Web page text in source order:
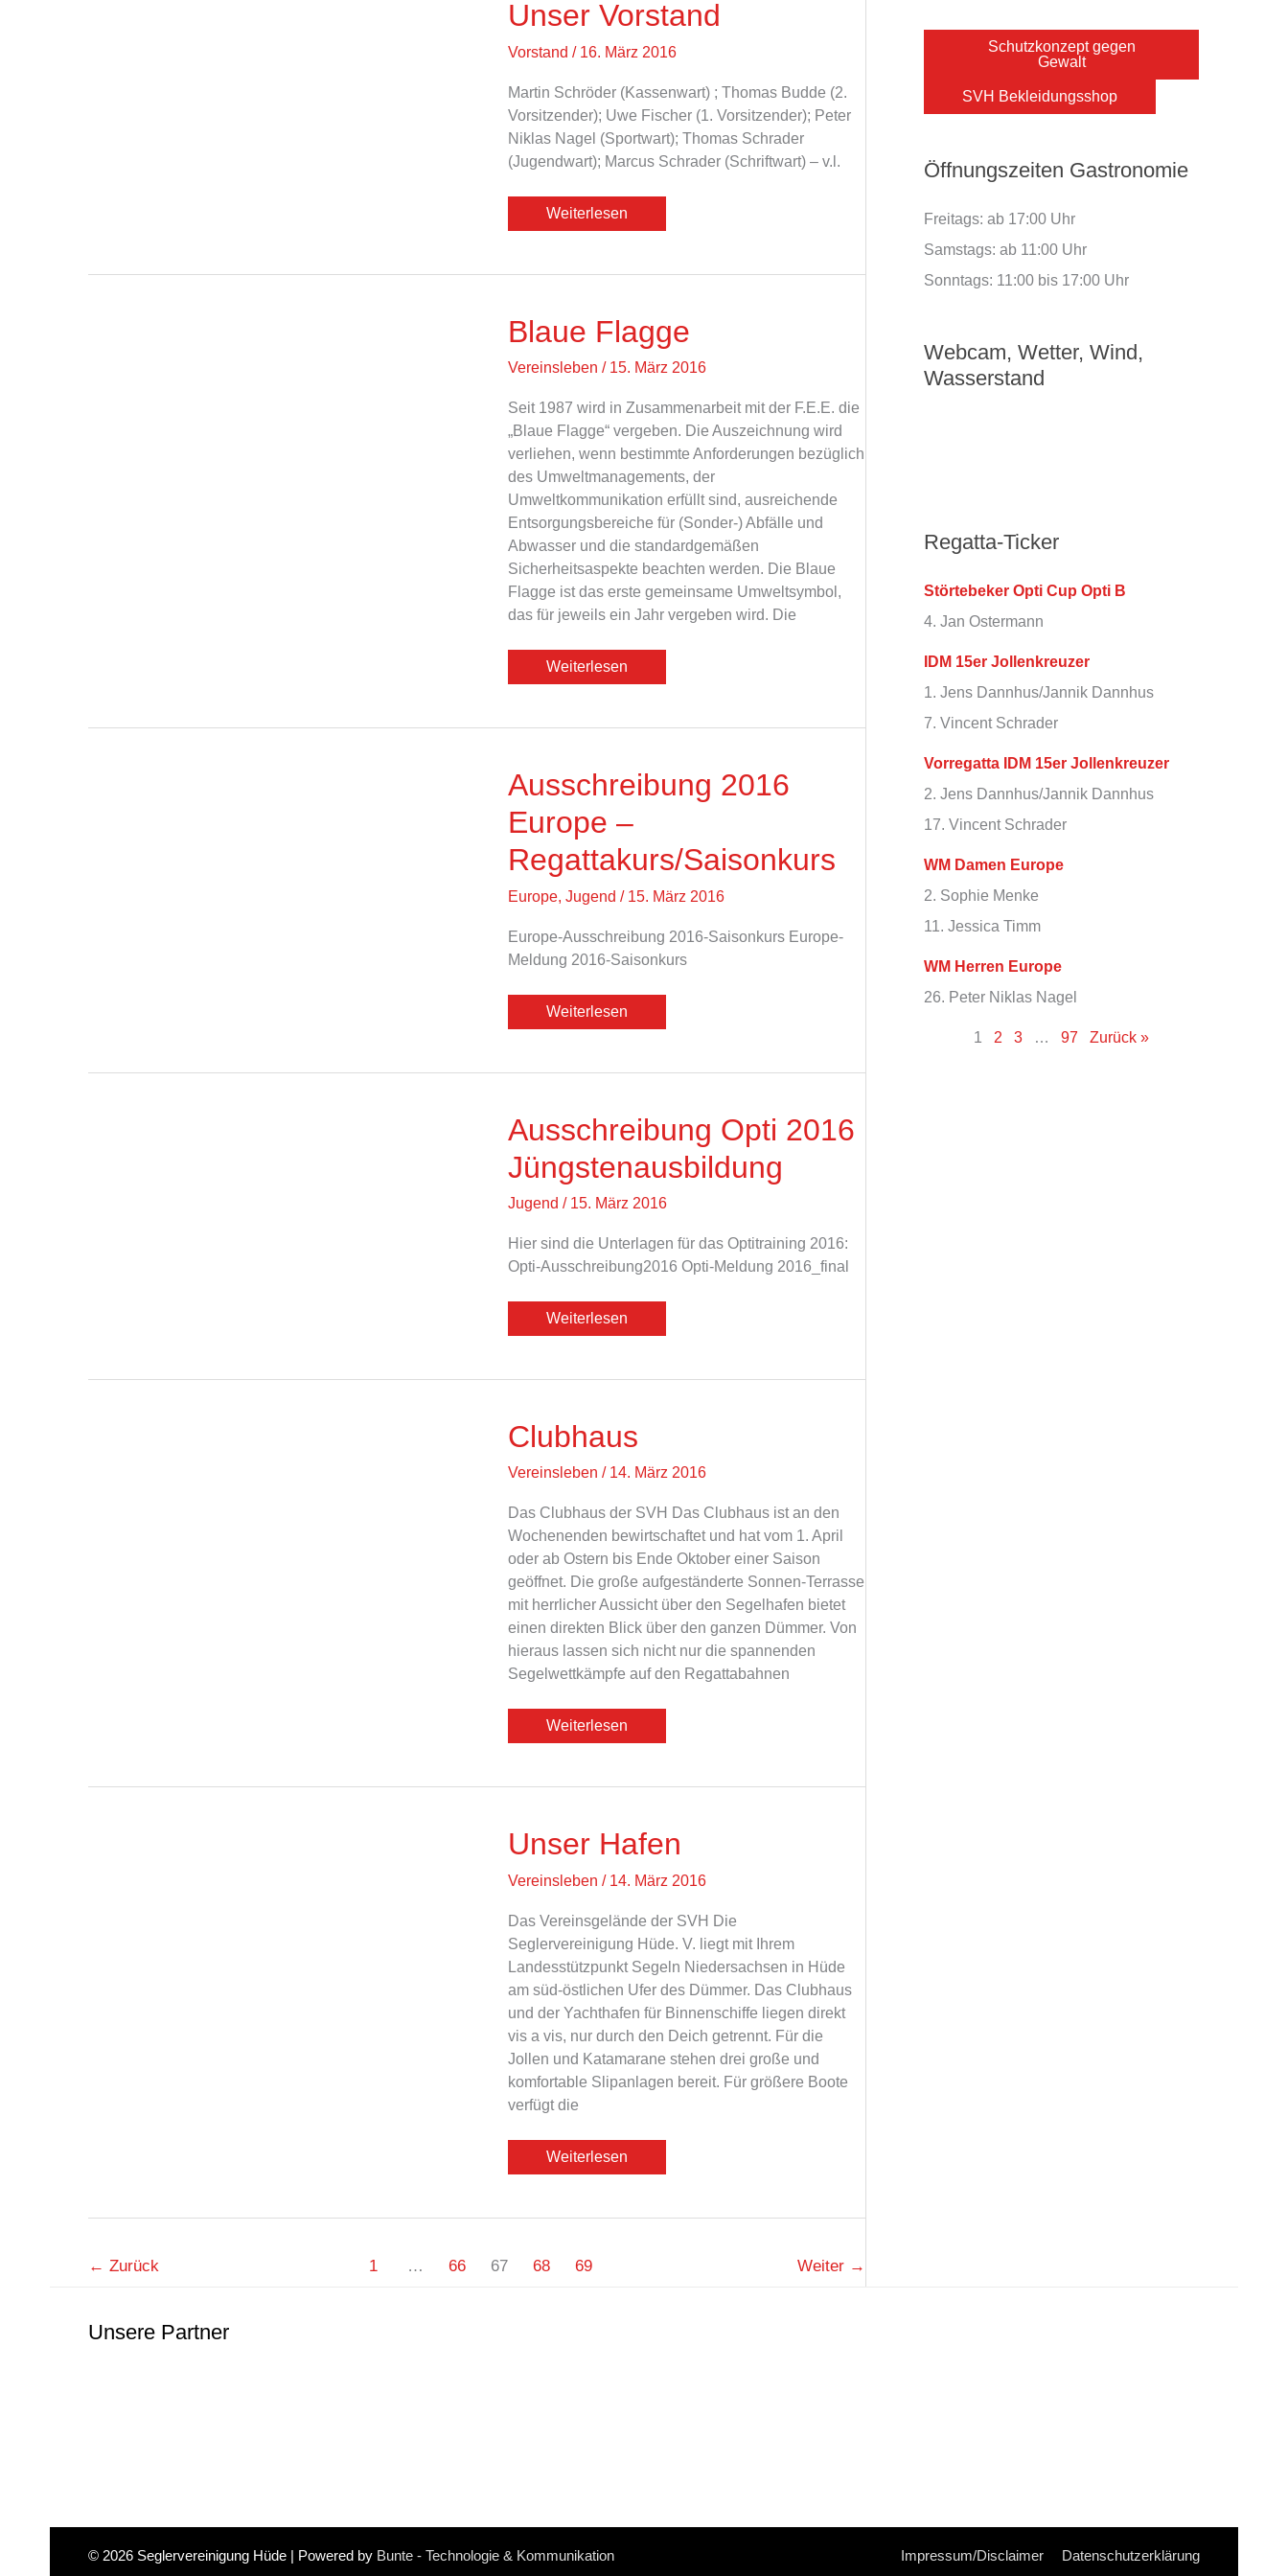
Unser Vorstand
Vorstand / 16. März 2016
Martin Schröder (Kassenwart) ; Thomas Budde (2.
Vorsitzender); Uwe Fischer (1. Vorsitzender); Peter
Niklas Nagel (Sportwart); Thomas Schrader
(Jugendwart); Marcus Schrader (Schriftwart) – v.l.
Unser
Vorstand
Weiterlesen
Blaue Flagge
Vereinsleben / 15. März 2016
Seit 1987 wird in Zusammenarbeit mit der F.E.E. die
„Blaue Flagge“ vergeben. Die Auszeichnung wird
verliehen, wenn bestimmte Anforderungen bezüglich
des Umweltmanagements, der
Umweltkommunikation erfüllt sind, ausreichende
Entsorgungsbereiche für (Sonder-) Abfälle und
Abwasser und die standardgemäßen
Sicherheitsaspekte beachten werden. Die Blaue
Flagge ist das erste gemeinsame Umweltsymbol,
das für jeweils ein Jahr vergeben wird. Die
Blaue
Flagge
Weiterlesen
Ausschreibung 2016
Europe –
Regattakurs/Saisonkurs
Europe, Jugend / 15. März 2016
Europe-Ausschreibung 2016-Saisonkurs Europe-
Meldung 2016-Saisonkurs
Ausschreibung
2016
Regattakurs/Saisonkurs
Weiterlesen
Ausschreibung Opti 2016
Jüngstenausbildung
Jugend / 15. März 2016
Hier sind die Unterlagen für das Optitraining 2016:
Opti-Ausschreibung2016 Opti-Meldung 2016_final
Ausschreibung
Opti
Weiterlesen
Clubhaus
Vereinsleben / 14. März 2016
Das Clubhaus der SVH Das Clubhaus ist an den
Wochenenden bewirtschaftet und hat vom 1. April
oder ab Ostern bis Ende Oktober einer Saison
geöffnet. Die große aufgeständerte Sonnen-Terrasse
mit herrlicher Aussicht über den Segelhafen bietet
einen direkten Blick über den ganzen Dümmer. Von
hieraus lassen sich nicht nur die spannenden
Segelwettkämpfe auf den Regattabahnen
Clubhaus
Weiterlesen
Unser Hafen
Vereinsleben / 14. März 2016
Das Vereinsgelände der SVH Die
Seglervereinigung Hüde. V. liegt mit Ihrem
Landesstützpunkt Segeln Niedersachsen in Hüde
am süd-östlichen Ufer des Dümmer. Das Clubhaus
und der Yachthafen für Binnenschiffe liegen direkt
vis a vis, nur durch den Deich getrennt. Für die
Jollen und Katamarane stehen drei große und
komfortable Slipanlagen bereit. Für größere Boote
verfügt die
Unser
Hafen
Weiterlesen
← Zurück 1 … 66 67 68 69 Weiter →
Schutzkonzept gegen
Gewalt
SVH Bekleidungsshop
Öffnungszeiten Gastronomie
Freitags: ab 17:00 Uhr
Samstags: ab 11:00 Uhr
Sonntags: 11:00 bis 17:00 Uhr
Webcam, Wetter, Wind,
Wasserstand
Regatta-Ticker
Störtebeker Opti Cup Opti B
4. Jan Ostermann
IDM 15er Jollenkreuzer
1. Jens Dannhus/Jannik Dannhus
7. Vincent Schrader
Vorregatta IDM 15er Jollenkreuzer
2. Jens Dannhus/Jannik Dannhus
17. Vincent Schrader
WM Damen Europe
2. Sophie Menke
11. Jessica Timm
WM Herren Europe
26. Peter Niklas Nagel
1 2 3 … 97 Zurück »
Unsere Partner
© 2026 Seglervereinigung Hüde | Powered by Bunte - Technologie & Kommunikation Impressum/Disclaimer Datenschutzerklärung